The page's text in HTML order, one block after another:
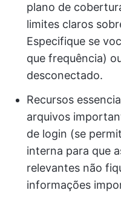
plano de
limites claros
Especifique se
que frequência)
desconectado.
Recursos
arquivos
de login (se
interna para que
relevantes não
informações